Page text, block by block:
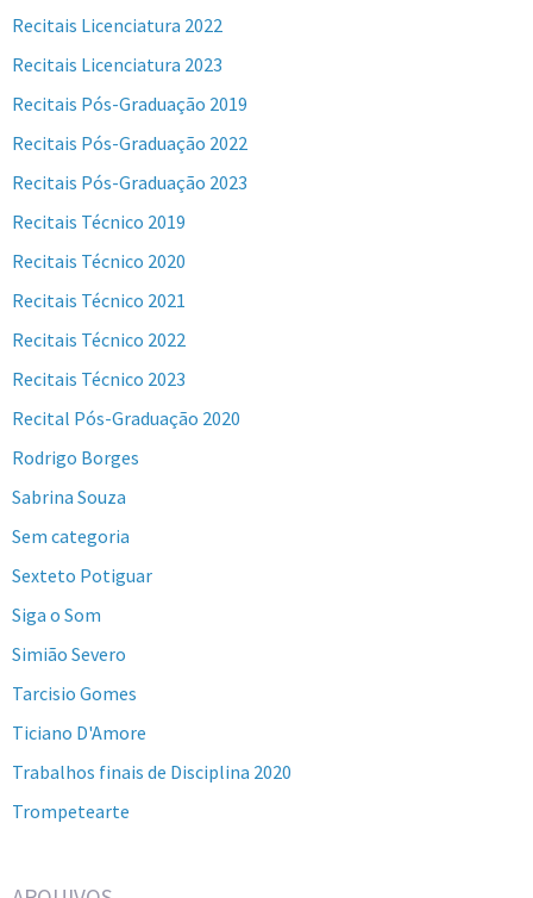
Recitais Licenciatura 2022
Recitais Licenciatura 2023
Recitais Pós-Graduação 2019
Recitais Pós-Graduação 2022
Recitais Pós-Graduação 2023
Recitais Técnico 2019
Recitais Técnico 2020
Recitais Técnico 2021
Recitais Técnico 2022
Recitais Técnico 2023
Recital Pós-Graduação 2020
Rodrigo Borges
Sabrina Souza
Sem categoria
Sexteto Potiguar
Siga o Som
Simião Severo
Tarcisio Gomes
Ticiano D'Amore
Trabalhos finais de Disciplina 2020
Trompetearte